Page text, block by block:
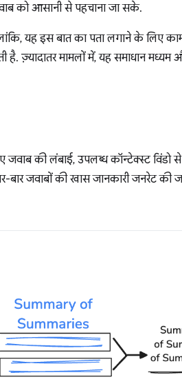
को आसानी से पहचाना जा सके.
यह इस बात का पता लगाने के लिए
ज़्यादातर मामलों में, यह समाधान मध्यम
की लंबाई, उपलब्ध कॉन्टेक्स्ट विंडो से
बार जवाबों की खास जानकारी जनरेट की